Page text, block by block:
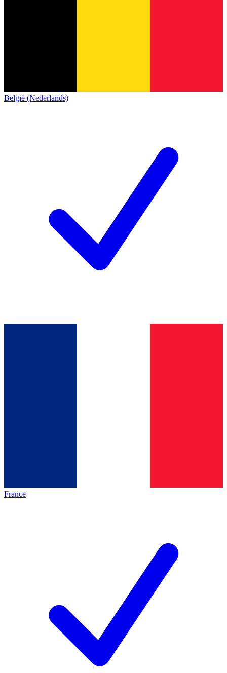
België (Nederlands)
France